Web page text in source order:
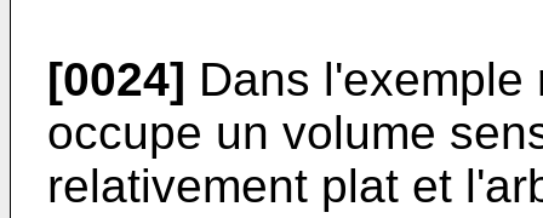
[0024] Dans
occupe un volume
relativement plat et